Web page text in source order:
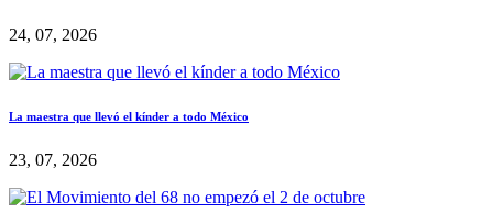
24, 07, 2026
La maestra que llevó el kínder a todo México
23, 07, 2026